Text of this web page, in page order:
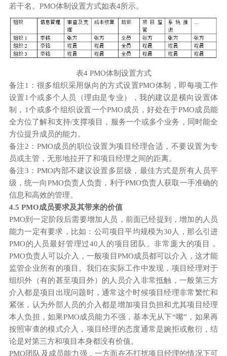
若干名。PMO体制设置方式如表4所示。
表4 PMO体制设置方式
备注1：很多组织采用纵向的方式设置PMO体制，即每项工作
设置1个或多个人员（理由是专业），我的建议是横向设置体
制，1个或多个组织设置一个PMO成员，好处在于PMO成员能
全方位了解和支持/支撑项目，服务一个或多个业务，同时能全
方位提升成员的能力。
备注2：PMO成员的职位设置为项目经理合适，不要设置为专
员或主管，无形地拉开了和项目经理之间的距离。
备注3：PMO内部不建议设置多层级，最佳方式是所有人员平
级，统一向PMO负责人负责，利于PMO负责人获取一手准确的
信息和高效的管理。
4.5 PMO成员要求及其带来的价值
PMO到一定阶段后需要增加人员，前面已经提到，增加的人员
能力一定有要求，比如：公司项目平均规模为30人，那么引进
PMO的人员最好管理过40人的项目团队。非常庞大的项目，
PMO负责人可以介入，一般项目PMO成员都可以介入，这才能
监管企业所有的项目。我们在实际工作中发现，项目经理对于
组织外（有的甚至项目外）的人员介入非常抵触，一般第三方
介入都是项目出现问题时，通常这个时候项目经理非常繁忙和
紧张，认为外部人员的介入都是增加项目负担和尤其项目经理
本人负担，如果PMO成员能力不强，基本无从下“嘴”，如果再
按照审查的模式介入，项目经理的态度通常是婉拒或敷衍，结
论是对第三方和项目本身都没有价值。
PMO团队及成员能力强，一方面在不打扰项目经理的情况下可